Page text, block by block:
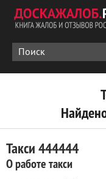
Такси 444444
О работе такси